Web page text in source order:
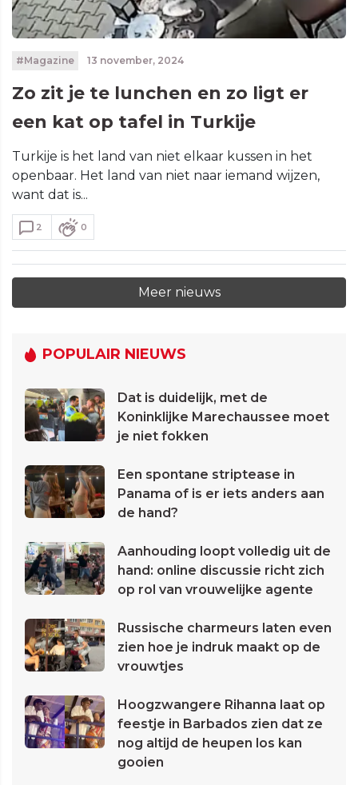
#Magazine 13 november, 2024
Zo zit je te lunchen en zo ligt er
een kat op tafel in Turkije
Turkije is het land van niet elkaar kussen in het
openbaar. Het land van niet naar iemand wijzen,
want dat is...
2 0
Meer nieuws
POPULAIR NIEUWS
Dat is duidelijk, met de
Koninklijke Marechaussee moet
je niet fokken
Een spontane striptease in
Panama of is er iets anders aan
de hand?
Aanhouding loopt volledig uit de
hand: online discussie richt zich
op rol van vrouwelijke agente
Russische charmeurs laten even
zien hoe je indruk maakt op de
vrouwtjes
Hoogzwangere Rihanna laat op
feestje in Barbados zien dat ze
nog altijd de heupen los kan
gooien